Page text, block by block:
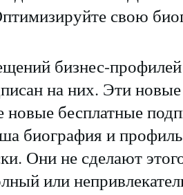
свою
бизнес-
на них. Эти
новые бесплатные
биография и
Они не сделают
или